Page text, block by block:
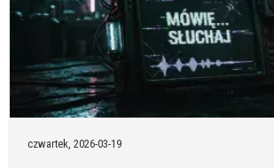
czwartek,2026-03-19